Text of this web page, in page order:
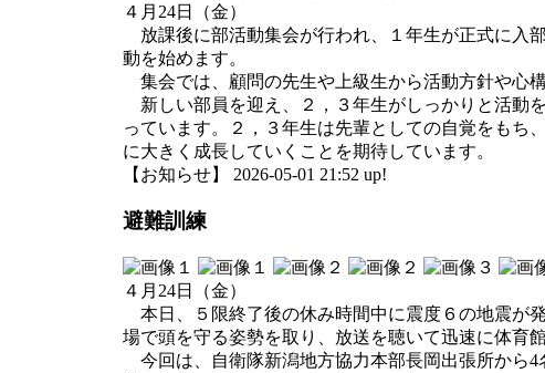
４月24日（金）
放課後に部活動集会が行われ、１年生が正式に入
動を始めます。
集会では、顧問の先生や上級生から活動方針や心
新しい部員を迎え、２，３年生がしっかりと活動
っています。２，３年生は先輩としての自覚をもち
に大きく成長していくことを期待しています。
【お知らせ】 2026-05-01 21:52 up!
避難訓練
４月24日（金）
本日、５限終了後の休み時間中に震度６の地震が
場で頭を守る姿勢を取り、放送を聴いて迅速に体育
今回は、自衛隊新潟地方協力本部長岡出張所から